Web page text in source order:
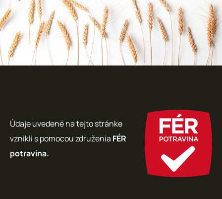
Údaje uvedené na tejto stránke
vznikli s pomocou združenia FÉR
potravina.